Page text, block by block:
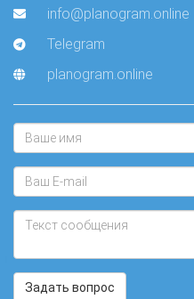
info@planogram.online
Telegram
planogram.online
Задать вопрос